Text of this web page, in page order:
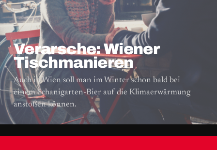
Verarsche: Wiener
Tischmanieren
Auch in Wien soll man im Winter schon bald bei
einem Schanigarten-Bier auf die Klimaerwärmung
anstoßen können.